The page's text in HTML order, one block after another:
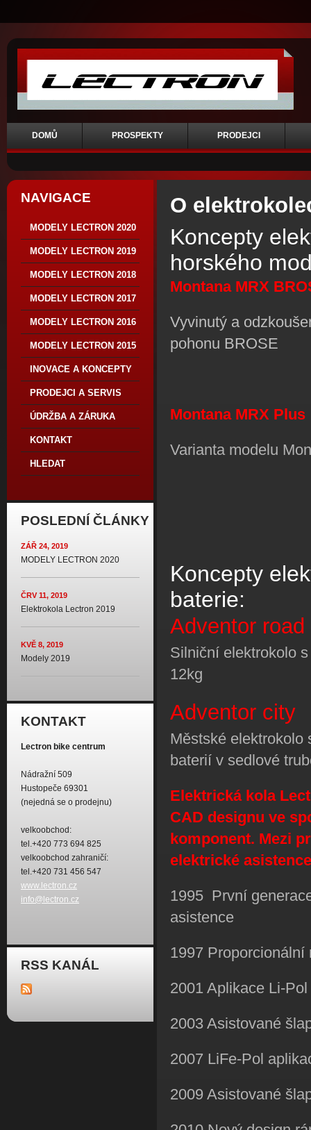
DOMŮ PROSPEKTY PRODEJCI
NAVIGACE
MODELY LECTRON 2020
MODELY LECTRON 2019
MODELY LECTRON 2018
MODELY LECTRON 2017
MODELY LECTRON 2016
MODELY LECTRON 2015
INOVACE A KONCEPTY
PRODEJCI A SERVIS
ÚDRŽBA A ZÁRUKA
KONTAKT
HLEDAT
POSLEDNÍ ČLÁNKY
ZÁŘ 24, 2019
MODELY LECTRON 2020
ČRV 11, 2019
Elektrokola Lectron 2019
KVĚ 8, 2019
Modely 2019
KONTAKT
Lectron bike centrum
Nádražní 509
Hustopeče 69301
(nejedná se o prodejnu)
velkoobchod:
tel.+420 773 694 825
velkoobchod zahraničí:
tel.+420 731 456 547
www.lectron.cz
info@lectron.cz
RSS KANÁL
O
Koncepty
horského
Montana MRX
Vyvinutý a
pohonu BROSE
Montana MRX Plus
Varianta modelu
Koncepty
baterie:
Adventor road
Silniční elektrokolo
12kg
Adventor city
Městské elektrokolo
baterií v sedlové
Elektrická kola
CAD designu ve
komponent. Mezi
elektrické
1995 První
asistence
1997 Proporcionální
2001 Aplikace Li-
2003 Asistované
2007 LiFe-Pol
2009 Asistované